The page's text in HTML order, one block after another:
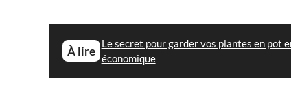
À lire
Le secret pour garder vos plantes en pot
économique